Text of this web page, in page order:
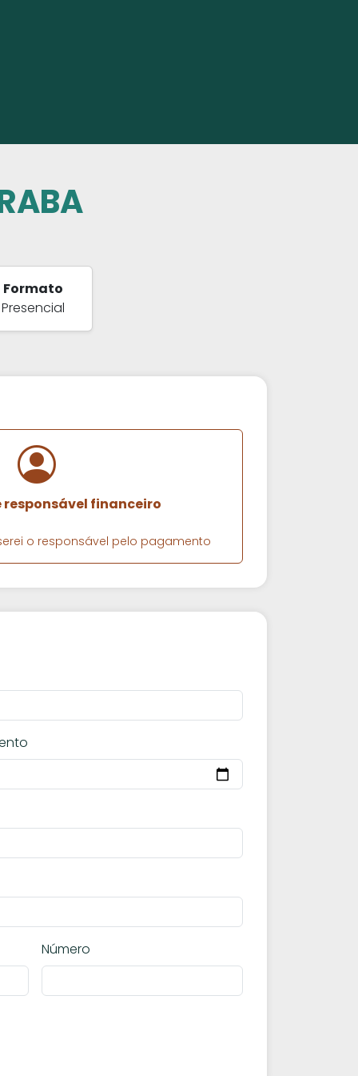
Formato
Presencial
responsável financeiro
o responsável pelo pagamento
Número